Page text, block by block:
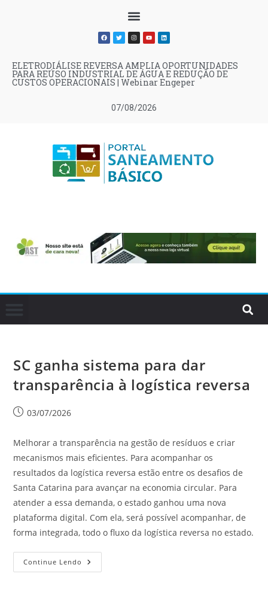
07/08/2026
ELETRODIÁLISE REVERSA AMPLIA OPORTUNIDADES
PARA REÚSO INDUSTRIAL DE ÁGUA E REDUÇÃO DE
CUSTOS OPERACIONAIS | Webinar Engeper
SC ganha sistema para dar
transparência à logística reversa
03/07/2026
Melhorar a transparência na gestão de resíduos e criar
mecanismos mais eficientes. Para acompanhar os
resultados da logística reversa estão entre os desafios de
Santa Catarina para avançar na economia circular. Para
atender a essa demanda, o estado ganhou uma nova
plataforma digital. Com ela, será possível acompanhar, de
forma integrada, todo o fluxo da logística reversa no estado.
Continue Lendo